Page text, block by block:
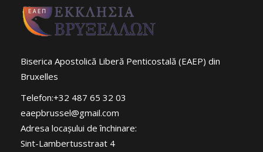
Biserica Apostolică Liberă Penticostală (EAEP) din
Bruxelles
Telefon:+32 487 65 32 03
eaepbrussel@gmail.com
Adresa locaşului de închinare:
Sint-Lambertusstraat 4